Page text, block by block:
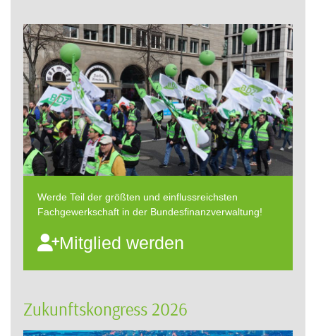
Werde Teil der größten und einflussreichsten
Fachgewerkschaft in der Bundesfinanzverwaltung!
Mitglied werden
Zukunftskongress 2026